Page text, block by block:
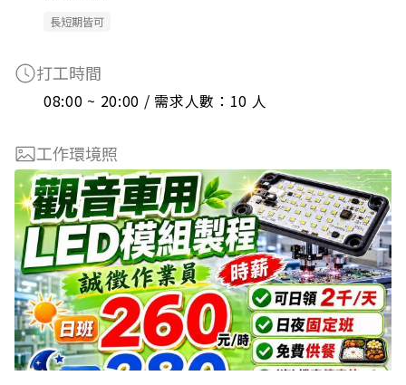
長短期皆可
打工時間
08:00 ~ 20:00 / 需求人數：10 人
工作環境照